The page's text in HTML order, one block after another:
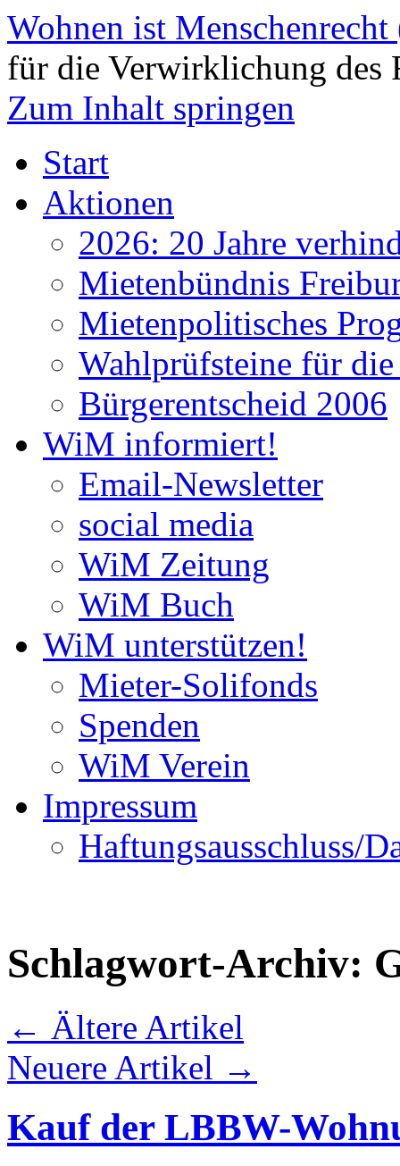
Wohnen ist
für die Verwirklichung des
Zum Inhalt springen
Start
Aktionen
2026: 20 Jahre
Mietenbündnis
Mietenpolitisches
Wahlprüfsteine für
Bürgerentscheid 2006
WiM informiert!
Email-Newsletter
social media
WiM Zeitung
WiM Buch
WiM unterstützen!
Mieter-Solifonds
Spenden
WiM Verein
Impressum
Haftungsausschluss/
Schlagwort-Archiv:
← Ältere Artikel
Neuere Artikel →
Kauf der LBBW-